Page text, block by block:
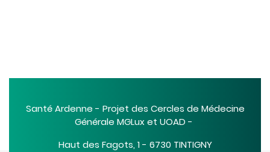
Santé Ardenne - Projet des Cercles de Médecine
Générale MGLux et UOAD -
Haut des Fagots, 1 - 6730 TINTIGNY